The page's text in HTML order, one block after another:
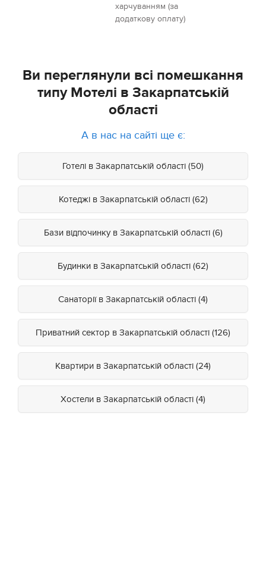
харчуванням (за
додаткову оплату)
Ви переглянули всі помешкання
типу Мотелі в Закарпатській
області
А в нас на сайті ще є:
Готелі в Закарпатській області (50)
Котеджі в Закарпатській області (62)
Бази відпочинку в Закарпатській області (6)
Будинки в Закарпатській області (62)
Санаторії в Закарпатській області (4)
Приватний сектор в Закарпатській області (126)
Квартири в Закарпатській області (24)
Хостели в Закарпатській області (4)